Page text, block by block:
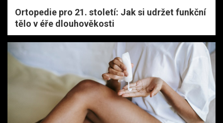
Ortopedie pro 21. století: Jak si udržet funkční
tělo v éře dlouhověkosti